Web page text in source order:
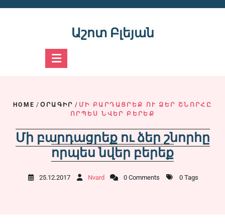
Աշոտ Բլեյան
HOME /ՕՐԱԳԻՐ / ՄԻ ԲԱՐԴԱՑՐԵՔ ՈՒ ՁԵՐ ՇՆՈՐՀԸ
ՈՐՊԵՍ ՆՎԵՐ ԲԵՐԵՔ
Մի բարդացրեք ու ձեր շնորհը
որպես նվեր բերեք
25.12.2017 Nvard 0 Comments 0 Tags